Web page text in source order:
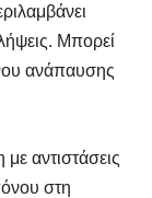
Μπορεί
ανάπαυσης
με αντιστάσεις
στη